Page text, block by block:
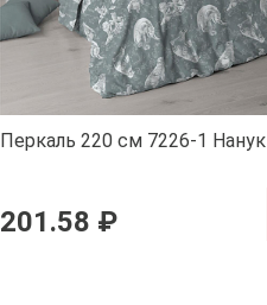
Перкаль 220 см 7226-1 Нанук
201.58 ₽